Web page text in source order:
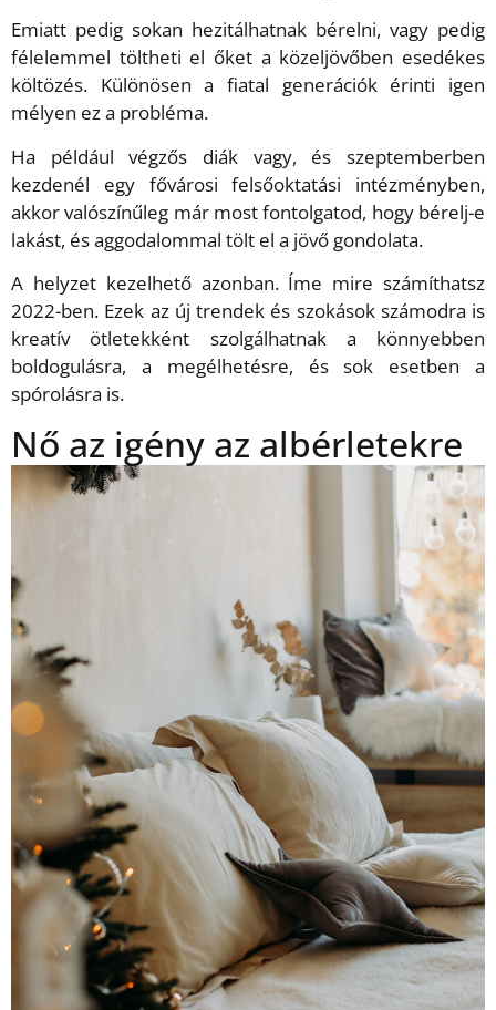
Emiatt pedig sokan hezitálhatnak bérelni, vagy pedig
félelemmel töltheti el őket a közeljövőben esedékes
költözés. Különösen a fiatal generációk érinti igen
mélyen ez a probléma.
Ha például végzős diák vagy, és szeptemberben
kezdenél egy fővárosi felsőoktatási intézményben,
akkor valószínűleg már most fontolgatod, hogy bérelj-e
lakást, és aggodalommal tölt el a jövő gondolata.
A helyzet kezelhető azonban. Íme mire számíthatsz
2022-ben. Ezek az új trendek és szokások számodra is
kreatív ötletekként szolgálhatnak a könnyebben
boldogulásra, a megélhetésre, és sok esetben a
spórolásra is.
Nő az igény az albérletekre